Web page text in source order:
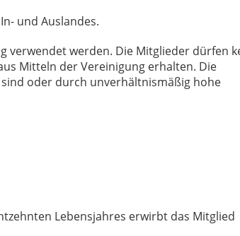
und Auslandes.
verwendet werden. Die Mitglieder dürfen
Mitteln der Vereinigung erhalten. Die
oder durch unverhältnismäßig hohe
Lebensjahres erwirbt das Mitglied